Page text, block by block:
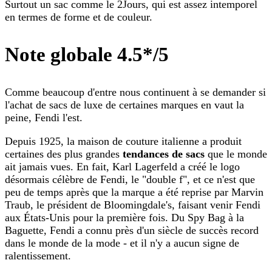
Surtout un sac comme le 2Jours, qui est assez intemporel
en termes de forme et de couleur.
Note globale 4.5*/5
Comme beaucoup d'entre nous continuent à se demander si
l'achat de sacs de luxe de certaines marques en vaut la
peine, Fendi l'est.
Depuis 1925, la maison de couture italienne a produit
certaines des plus grandes tendances de sacs que le monde
ait jamais vues. En fait, Karl Lagerfeld a créé le logo
désormais célèbre de Fendi, le "double f", et ce n'est que
peu de temps après que la marque a été reprise par Marvin
Traub, le président de Bloomingdale's, faisant venir Fendi
aux États-Unis pour la première fois. Du Spy Bag à la
Baguette, Fendi a connu près d'un siècle de succès record
dans le monde de la mode - et il n'y a aucun signe de
ralentissement.